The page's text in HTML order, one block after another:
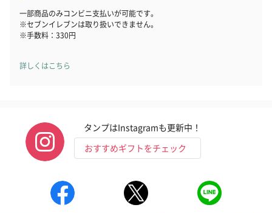
一部商品のみコンビニ支払いが可能です。
※セブンイレブンは取り扱いできません。
※手数料：330円
詳しくはこちら
タンプはInstagramも更新中！
おすすめギフトをチェック